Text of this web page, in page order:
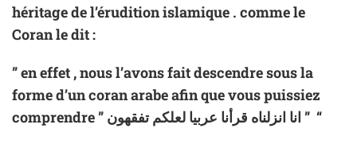
héritage de l’érudition islamique . comme le
Coran le dit :
” en effet , nous l’avons fait descendre sous la
forme d’un coran arabe afin que vous puissiez
comprendre ” انا انزلناه قرأنا عربيا لعلكم تفقهون ” “